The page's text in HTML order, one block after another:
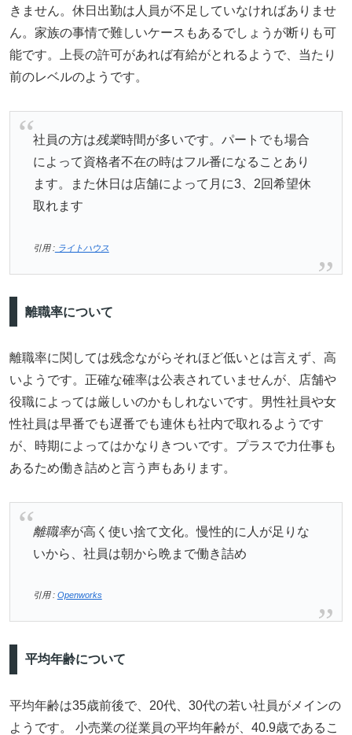
きません。休日出勤は人員が不足していなければありませ
ん。家族の事情で難しいケースもあるでしょうが断りも可
能です。上長の許可があれば有給がとれるようで、当たり
前のレベルのようです。
社員の方は残業時間が多いです。パートでも場合
によって資格者不在の時はフル番になることあり
ます。また休日は店舗によって月に3、2回希望休
取れます
引用 :ライトハウス
離職率について
離職率に関しては残念ながらそれほど低いとは言えず、高
いようです。正確な確率は公表されていませんが、店舗や
役職によっては厳しいのかもしれないです。男性社員や女
性社員は早番でも遅番でも連休も社内で取れるようです
が、時期によってはかなりきついです。プラスで力仕事も
あるため働き詰めと言う声もあります。
離職率が高く使い捨て文化。慢性的に人が足りな
いから、社員は朝から晩まで働き詰め
引用 : Openworks
平均年齢について
平均年齢は35歳前後で、20代、30代の若い社員がメインの
ようです。 小売業の従業員の平均年齢が、40.9歳であるこ